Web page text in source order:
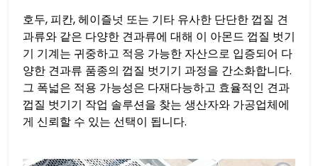
호두, 피칸, 헤이즐넛 또는 기타 유사한 단단한 껍질 견
과류와 같은 다양한 견과류에 대해 이 아몬드 껍질 벗기
기 기계는 귀중하고 적응 가능한 자산으로 입증되어 다
양한 견과류 품종의 껍질 벗기기 과정을 간소화합니다.
그 폭넓은 적용 가능성은 다재다능하고 효율적인 견과
껍질 벗기기 작업 솔루션을 찾는 생산자와 가공업체에
게 신뢰할 수 있는 선택이 됩니다.